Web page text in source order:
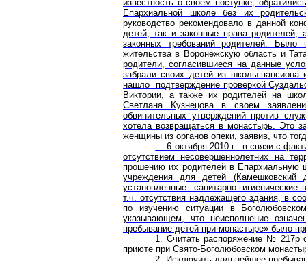
известность о своем поступке,
Епархиальной школе без их
руководство рекомендовало в данной
детей, так и законные права
законных требований родителей. Было
жительства в Воронежскую область и
родители, согласившиеся на данные
забрали своих детей из школы-
нашло подтверждение проверкой
Виктории, а также их родителей на
Светлана Кузнецова в своем
обвинительных утверждений против
хотела возвращаться в монастырь. Это
женщины из органов опеки, заявив, что
6 октября 2010 г. в связи с
отсутствием несовершеннолетних на
прошению их родителей в Епархиальную
учреждения для детей
установленные санитарно-
т.ч. отсутствия надлежащего здания, в
по изучению ситуации в
указывающем, что неисполнение
пребывание детей при монастыре» было
1. Считать распоряжение № 217р
приюте при Свято-Боголюбовском